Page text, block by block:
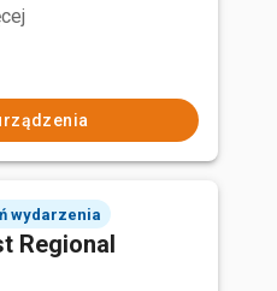
wydarzenia
Regional